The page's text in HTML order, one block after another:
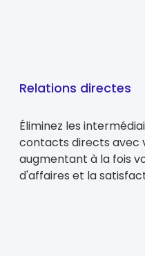
Relations directes
Éliminez les
contacts directs avec
augmentant à la fois
d'affaires et la